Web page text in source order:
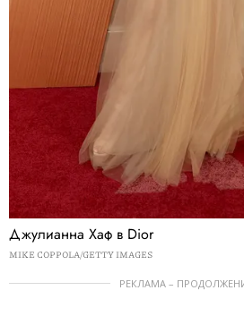
Джулианна Хаф в Dior
MIKE COPPOLA/GETTY IMAGES
РЕКЛАМА –